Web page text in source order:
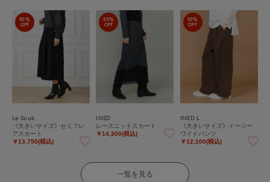
50%
OFF
Le Souk
《大きいサイズ》セミフレ
アスカート
￥13,750(税込)
50%
OFF
INED
レースニットスカート
￥14,300(税込)
50%
OFF
INED L
《大きいサイズ》イージー
ワイドパンツ
￥12,100(税込)
一覧を見る